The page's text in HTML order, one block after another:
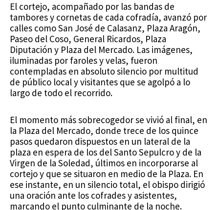
El cortejo, acompañado por las bandas de
tambores y cornetas de cada cofradía, avanzó por
calles como San José de Calasanz, Plaza Aragón,
Paseo del Coso, General Ricardos, Plaza
Diputación y Plaza del Mercado. Las imágenes,
iluminadas por faroles y velas, fueron
contempladas en absoluto silencio por multitud
de público local y visitantes que se agolpó a lo
largo de todo el recorrido.
El momento más sobrecogedor se vivió al final, en
la Plaza del Mercado, donde trece de los quince
pasos quedaron dispuestos en un lateral de la
plaza en espera de los del Santo Sepulcro y de la
Virgen de la Soledad, últimos en incorporarse al
cortejo y que se situaron en medio de la Plaza. En
ese instante, en un silencio total, el obispo dirigió
una oración ante los cofrades y asistentes,
marcando el punto culminante de la noche.